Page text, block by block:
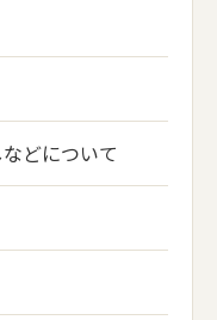
どについて